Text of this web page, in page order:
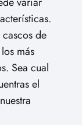
de
más
Sea cual
el